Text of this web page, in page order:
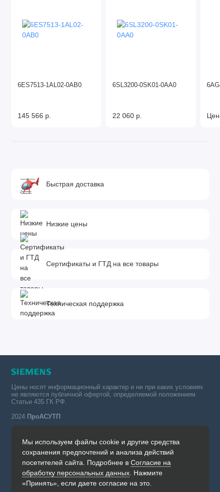
6ES7513-1AL02-0AB0
145 566 р.
6SL3200-0SK01-0AA0
22 060 р.
Быстрая доставка
Низкие цены
Сертификаты и ГТД на все товары
Техническая поддержка
Мы используем файлы cookie и другие средства
сохранения предпочтений и анализа действий
посетителей сайта. Подробнее в Согласие на
обработку персональных данных . Нажмите
«Принять», если даете согласие на это.
Цены носят информационный характер и ни при каких условиях
не являются публичной офертой, определяемой положением
Статьи 435 ГК РФ.
2024 ПроАСУТП
Simatic в России тел.:
+7 (342) 273-82-09
Будни, с 09.00 до 19.00